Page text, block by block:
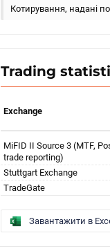
Котирування, надані
Trading
Exchange
MiFID II Source 3 (MTF,
trade reporting)
Stuttgart Exchange
TradeGate
Завантажити в